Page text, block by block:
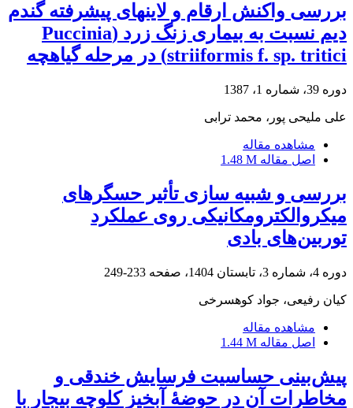
بررسی واکنش ارقام و لاینهای پیشرفته گندم
دیم نسبت به بیماری زنگ زرد (Puccinia
striiformis f. sp. tritici) در مرحله گیاهچه
دوره 39، شماره 1، 1387
علی ملیحی پور، محمد ترابی
مشاهده مقاله
اصل مقاله 1.48 M
بررسی و شبیه سازی تأثیر حسگرهای
میکروالکترومکانیکی روی عملکرد
توربین‌های بادی
دوره 4، شماره 3، تابستان 1404، صفحه 233-249
کیان رفیعی، جواد کوهسرخی
مشاهده مقاله
اصل مقاله 1.44 M
پیش‌بینی حساسیت فرسایش خندقی و
مخاطرات آن در حوضۀ آبخیز کلوچه بیجار با